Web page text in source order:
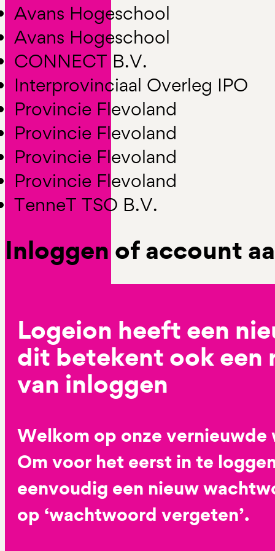
Avans Hogeschool
Avans Hogeschool
CONNECT B.V.
Interprovinciaal Overleg IPO
Provincie Flevoland
Provincie Flevoland
Provincie Flevoland
Provincie Flevoland
TenneT TSO B.V.
Inloggen of account
Logeion heeft een
dit betekent ook een
van inloggen
Welkom op onze vernieuwde
Om voor het eerst in te
eenvoudig een nieuw
op ‘wachtwoord vergeten’.